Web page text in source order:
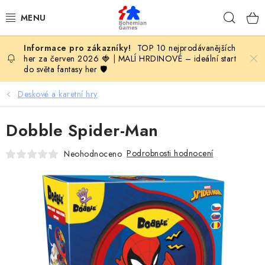
na
KOMPLETNÍ NABÍDKA HER
PODLE VĚKU
VYDAVATELSTVÍ DESKOVÝCH HER
OLOHRANÍ
B2B SEKCE
TOP 10 nejprodávanějších
her za červen 2026 🍓
MALÍ HRDINOVÉ – ideální start
do světa fantasy her 🛡️
Deskové a karetní hry
Dobble Spider-Man
Neohodnoceno Podrobnosti hodnocení